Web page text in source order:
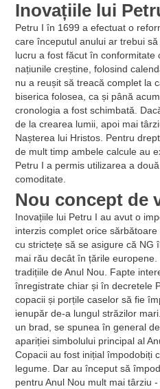
Inovațiile lui
Petru I în 1699 a efectuat o
care începutul anului ar trebui
lucru a fost făcut în
națiunile creștine, folosind
nu a reușit să treacă complet la
biserica folosea, ca și până
cronologia a fost schimbată.
de la crearea lumii, apoi mai
Nașterea lui Hristos. Pentru
de mult timp ambele calcule au
Petru I a permis utilizarea a
comoditate.
Nou concept de
Inovațiile lui Petru I au avut o
interzis complet orice
cu strictețe să se asigure că NG
mai rău decât în ​​țările
tradițiile de Anul Nou. Fapte
înregistrate chiar și în decretele
copacii și porțile caselor să fie
ienupăr de-a lungul străzilor
un brad, se spunea în general
apariției simbolului principal al
Copacii au fost inițial împodobiți
legume. Dar au început să
pentru Anul Nou mult mai târziu